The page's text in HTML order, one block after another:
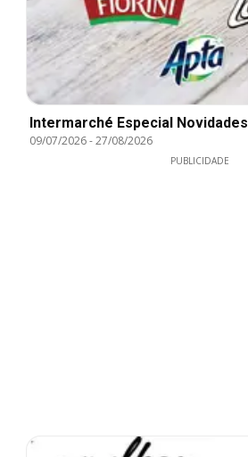
Intermarché Especial Novidades
09/07/2026-27/08/2026
PUBLICIDADE